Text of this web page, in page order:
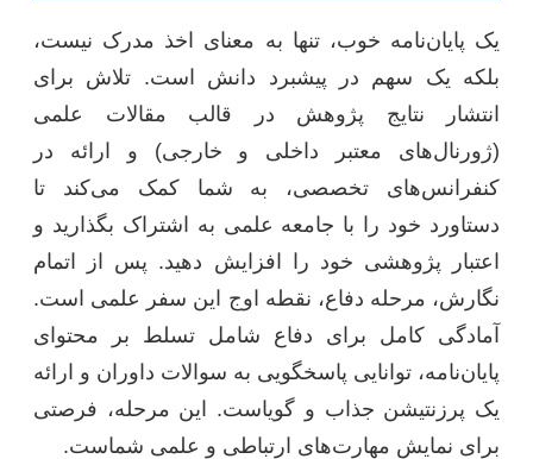
یک پایان‌نامه خوب، تنها به معنای اخذ مدرک نیست،
بلکه یک سهم در پیشبرد دانش است. تلاش برای
انتشار نتایج پژوهش در قالب مقالات علمی
(ژورنال‌های معتبر داخلی و خارجی) و ارائه در
کنفرانس‌های تخصصی، به شما کمک می‌کند تا
دستاورد خود را با جامعه علمی به اشتراک بگذارید و
اعتبار پژوهشی خود را افزایش دهید. پس از اتمام
نگارش، مرحله دفاع، نقطه اوج این سفر علمی است.
آمادگی کامل برای دفاع شامل تسلط بر محتوای
پایان‌نامه، توانایی پاسخگویی به سوالات داوران و ارائه
یک پرزنتیشن جذاب و گویاست. این مرحله، فرصتی
برای نمایش مهارت‌های ارتباطی و علمی شماست.